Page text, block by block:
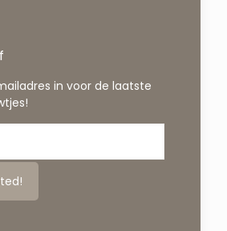
in voor de laatste